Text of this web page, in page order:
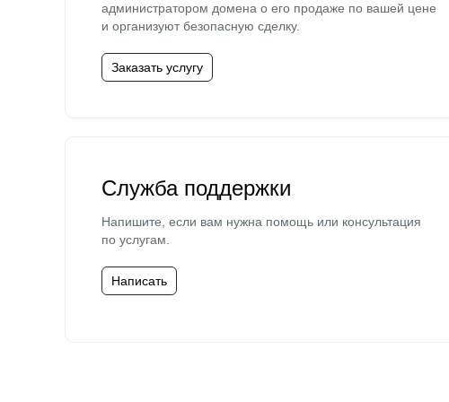
администратором домена о его продаже по вашей цене
и организуют безопасную сделку.
Заказать услугу
Служба поддержки
Напишите, если вам нужна помощь или консультация
по услугам.
Написать